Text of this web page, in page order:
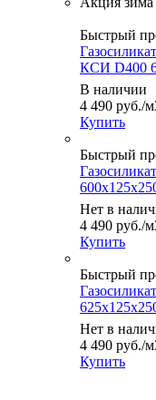
Быстрый
КСИ D400
В наличии
4 490 руб./
Купить
Быстрый
Нет в
4 490 руб./
Купить
Быстрый
Нет в
4 490 руб./
Купить